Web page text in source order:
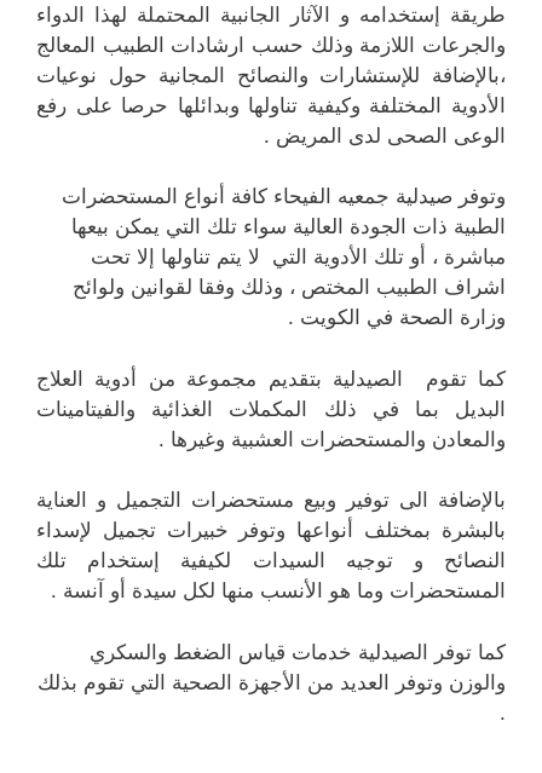
طريقة إستخدامه و الآثار الجانبية المحتملة لهذا الدواء
والجرعات اللازمة وذلك حسب ارشادات الطبيب المعالج
،بالإضافة للإستشارات والنصائح المجانية حول نوعيات
الأدوية المختلفة وكيفية تناولها وبدائلها حرصا على رفع
الوعى الصحى لدى المريض .
وتوفر صيدلية جمعيه الفيحاء كافة أنواع المستحضرات
الطبية ذات الجودة العالية سواء تلك التي يمكن بيعها
مباشرة ، أو تلك الأدوية التي لا يتم تناولها إلا تحت
اشراف الطبيب المختص ، وذلك وفقا لقوانين ولوائح
وزارة الصحة في الكويت .
كما تقوم الصيدلية بتقديم مجموعة من أدوية العلاج
البديل بما في ذلك المكملات الغذائية والفيتامينات
والمعادن والمستحضرات العشبية وغيرها .
بالإضافة الى توفير وبيع مستحضرات التجميل و العناية
بالبشرة بمختلف أنواعها وتوفر خبيرات تجميل لإسداء
النصائح و توجيه السيدات لكيفية إستخدام تلك
المستحضرات وما هو الأنسب منها لكل سيدة أو آنسة .
كما توفر الصيدلية خدمات قياس الضغط والسكري
والوزن وتوفر العديد من الأجهزة الصحية التي تقوم بذلك
.